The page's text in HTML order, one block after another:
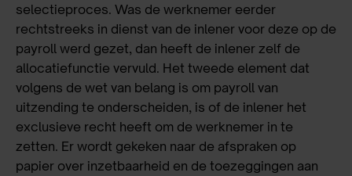
selectieproces. Was de werknemer eerder
rechtstreeks in dienst van de inlener voor deze op de
payroll werd gezet, dan heeft de inlener zelf de
allocatiefunctie vervuld. Het tweede element dat
volgens de wet van belang is om payroll van
uitzending te onderscheiden, is of de inlener het
exclusieve recht heeft om de werknemer in te
zetten. Er wordt gekeken naar de afspraken op
papier over inzetbaarheid en de toezeggingen aan